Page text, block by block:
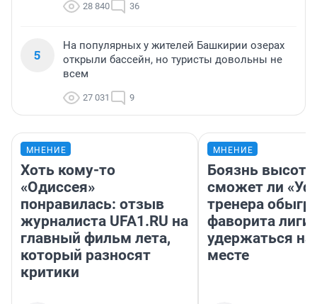
28 840 36
5
На популярных у жителей Башкирии озерах
открыли бассейн, но туристы довольны не
всем
27 031 9
МНЕНИЕ
Хоть кому-то
«Одиссея»
понравилась: отзыв
журналиста UFA1.RU на
главный фильм лета,
который разносят
критики
МНЕНИЕ
Боязнь
сможет ли
тренера
фаворита лиги
удержаться
месте